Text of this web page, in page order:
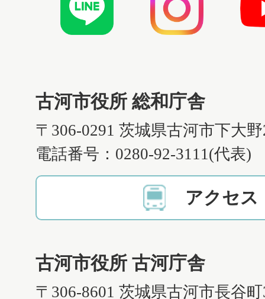
古河市役所 総和庁舎
〒306-0291 茨城県古河市下大
電話番号：0280-92-3111(代表)
アクセス
古河市役所 古河庁舎
〒306-8601 茨城県古河市長谷